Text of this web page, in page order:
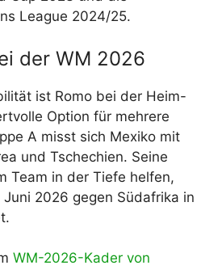
League 2024/25.
der WM 2026
ist Romo bei der Heim-
Option für mehrere
A misst sich Mexiko mit
und Tschechien. Seine
Team in der Tiefe helfen,
Juni 2026 gegen Südafrika in
WM-2026-Kader von